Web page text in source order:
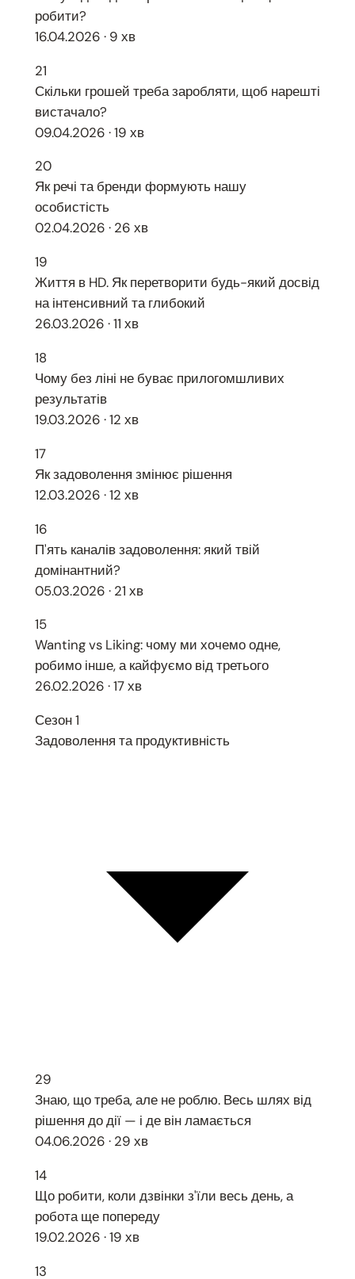
робити?
16.04.2026 · 9 хв
21
Скільки грошей треба заробляти, щоб нарешті
вистачало?
09.04.2026 · 19 хв
20
Як речі та бренди формують нашу
особистість
02.04.2026 · 26 хв
19
Життя в HD. Як перетворити будь-який досвід
на інтенсивний та глибокий
26.03.2026 · 11 хв
18
Чому без ліні не буває прилогомшливих
результатів
19.03.2026 · 12 хв
17
Як задоволення змінює рішення
12.03.2026 · 12 хв
16
П'ять каналів задоволення: який твій
домінантний?
05.03.2026 · 21 хв
15
Wanting vs Liking: чому ми хочемо одне,
робимо інше, а кайфуємо від третього
26.02.2026 · 17 хв
Сезон 1
Задоволення та продуктивність
29
Знаю, що треба, але не роблю. Весь шлях від
рішення до дії — і де він ламається
04.06.2026 · 29 хв
14
Що робити, коли дзвінки з'їли весь день, а
робота ще попереду
19.02.2026 · 19 хв
13